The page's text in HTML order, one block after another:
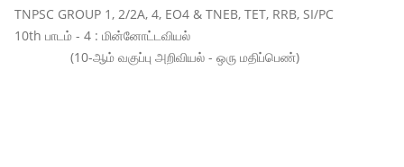
TNPSC GROUP 1, 2/2A, 4, EO4 & TNEB, TET, RRB, SI/PC
10th பாடம் - 4 : மின்னோட்டவியல்
(10-ஆம் வகுப்பு அறிவியல் - ஒரு மதிப்பெண்)